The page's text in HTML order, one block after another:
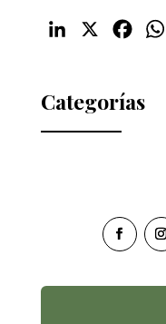
LinkedIn
Categorías